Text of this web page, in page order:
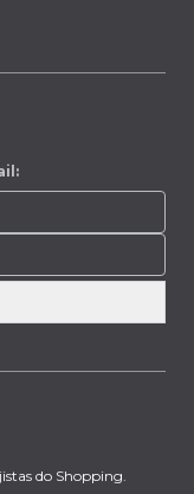
do Shopping.